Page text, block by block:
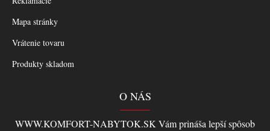
Mapa stránky
Vrátenie tovaru
Produkty skladom
O NÁS
WWW.KOMFORT-NABYTOK.SK Vám prináša lepší spôsob